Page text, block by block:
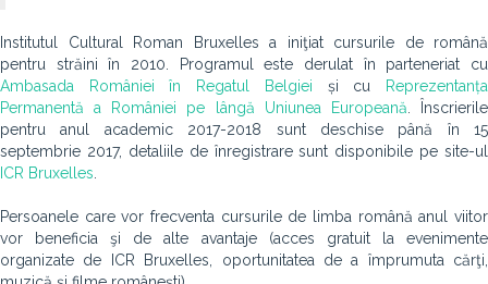
Institutul Cultural Roman Bruxelles a iniţiat cursurile de română
pentru străini în 2010. Programul este derulat în parteneriat cu
Ambasada României în Regatul Belgiei și cu
Reprezentanța
Permanentă a României pe lângă Uniunea Europeană . Înscrierile
pentru anul academic 2017-2018 sunt deschise până în 15
septembrie 2017, detaliile de înregistrare sunt disponibile pe site-ul
ICR Bruxelles
Persoanele care vor frecventa cursurile de limba română anul viitor
vor beneficia şi de alte avantaje (acces gratuit la evenimente
organizate de ICR Bruxelles, oportunitatea de a împrumuta cărţi,